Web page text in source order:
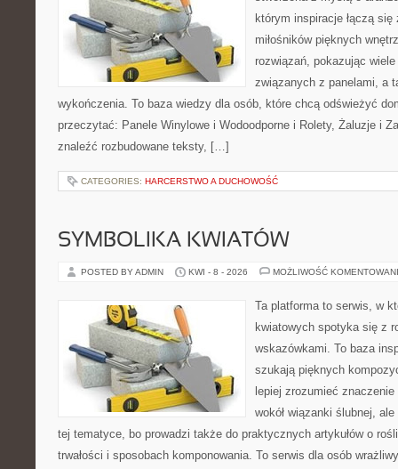
którym inspiracje łączą
miłośników pięknych
rozwiązań, pokazując
związanych z panelami, a
wykończenia. To baza wiedzy dla osób, które chcą odświeżyć
przeczytać: Panele Winylowe i Wodoodporne i Rolety, Żaluzje i
znaleźć rozbudowane teksty, […]
CATEGORIES: HARCERSTWO A DUCHOWOŚĆ
SYMBOLIKA KWIATÓW
POSTED BY ADMIN KWI - 8 - 2026 MOŻLIWOŚĆ
Ta platforma to serwis, w
kwiatowych spotyka się z
wskazówkami. To baza
szukają pięknych
lepiej zrozumieć
wokół wiązanki ślubnej,
tej tematyce, bo prowadzi także do praktycznych artykułów o
trwałości i sposobach komponowania. To serwis dla osób